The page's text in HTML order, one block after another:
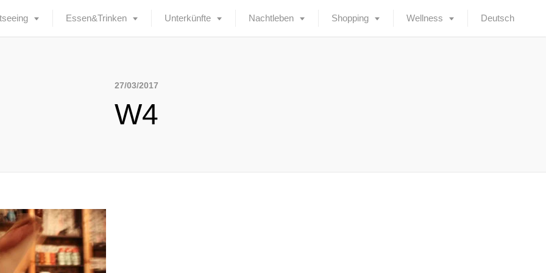
Essen&Trinken Unterkünfte Nachtleben Shopping Wellness Deutsch
27/03/2017
W4